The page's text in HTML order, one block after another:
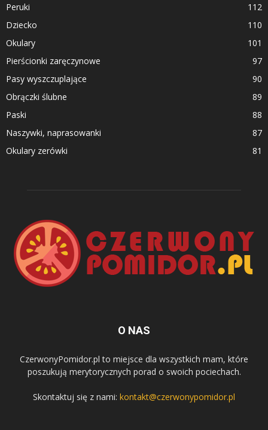
Peruki
112
Dziecko
110
Okulary
101
Pierścionki zaręczynowe
97
Pasy wyszczuplające
90
Obrączki ślubne
89
Paski
88
Naszywki, naprasowanki
87
Okulary zerówki
81
O NAS
CzerwonyPomidor.pl to miejsce dla wszystkich mam, które
poszukują merytorycznych porad o swoich pociechach.
Skontaktuj się z nami: kontakt@czerwonypomidor.pl